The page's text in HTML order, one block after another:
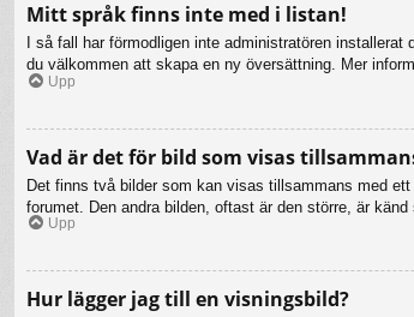
Mitt språk finns inte med i listan!
I så fall har förmodligen inte administratören
du välkommen att skapa en ny översättning. Mer
Upp
Vad är det för bild som visas
Det finns två bilder som kan visas tillsammans med
forumet. Den andra bilden, oftast är den större, är
Upp
Hur lägger jag till en visningsbild?